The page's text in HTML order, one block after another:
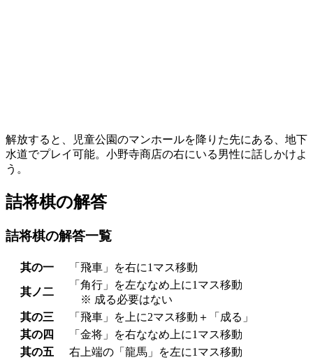
解放すると、児童公園のマンホールを降りた先にある、地下
水道でプレイ可能。小野寺商店の右にいる男性に話しかけよ
う。
詰将棋の解答
詰将棋の解答一覧
其の一 「飛車」を右に1マス移動
其ノ二
「角行」を左ななめ上に1マス移動
※ 成る必要はない
其の三
「飛車」を上に2マス移動＋「成る」
其の四
「金将」を右ななめ上に1マス移動
其の五
右上端の「龍馬」を左に1マス移動